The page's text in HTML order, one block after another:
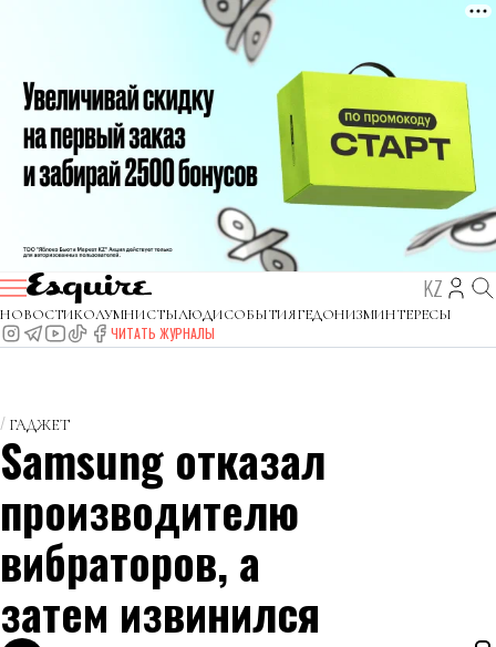
KZ
НОВОСТИКОЛУМНИСТЫЛЮДИСОБЫТИЯГЕДОНИЗМИНТЕРЕСЫ
ЧИТАТЬ ЖУРНАЛЫ
ГАДЖЕТ
Samsung отказал
производителю
вибраторов, а
затем извинился